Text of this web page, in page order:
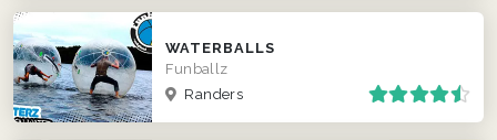
WATERBALLS
Funballz
Randers